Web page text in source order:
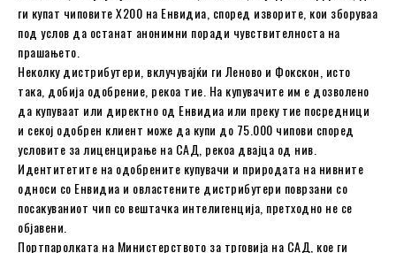
ги купат чиповите Х200 на Енвидиа, според изворите, кои зборуваа
под услов да останат анонимни поради чувствителноста на
прашањето.
Неколку дистрибутери, вклучувајќи ги Леново и Фокскон, исто
така, добија одобрение, рекоа тие. На купувачите им е дозволено
да купуваат или директно од Енвидиа или преку тие посредници
и секој одобрен клиент може да купи до 75.000 чипови според
условите за лиценцирање на САД, рекоа двајца од нив.
Идентитетите на одобрените купувачи и природата на нивните
односи со Енвидиа и овластените дистрибутери поврзани со
посакуваниот чип со вештачка интелигенција, претходно не се
објавени.
Портпаролката на Министерството за трговија на САД, кое ги